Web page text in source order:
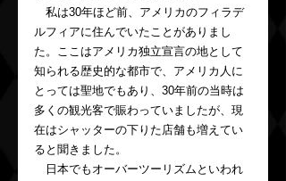
私は30年ほど前、アメリカのフィラデ
ルフィアに住んでいたことがありまし
た。ここはアメリカ独立宣言の地として
知られる歴史的な都市で、アメリカ人に
とっては聖地でもあり、30年前の当時は
多くの観光客で賑わっていましたが、現
在はシャッターの下りた店舗も増えてい
ると聞きました。
日本でもオーバーツーリズムといわれ